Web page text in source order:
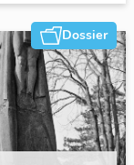
Dossier